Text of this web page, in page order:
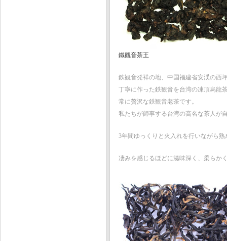
鐵觀音茶王
鉄観音発祥の地、中国福建省安渓の西
丁寧に作った鉄観音を台湾の凍頂烏龍
常に贅沢な鉄観音老茶です。
私たちが師事する台湾の高名な茶人が
3年間ゆっくりと火入れを行いながら
凄みを感じるほどに滋味深く、柔らか